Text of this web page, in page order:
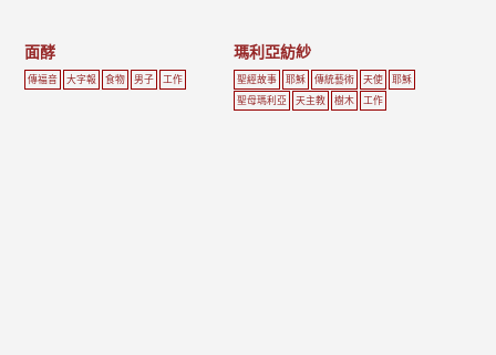
面酵
傳福音 大字報 食物 男子 工作
瑪利亞紡紗
聖經故事 耶穌 傳統藝術 天使
耶穌
聖母瑪利亞
天主教 樹木 工作